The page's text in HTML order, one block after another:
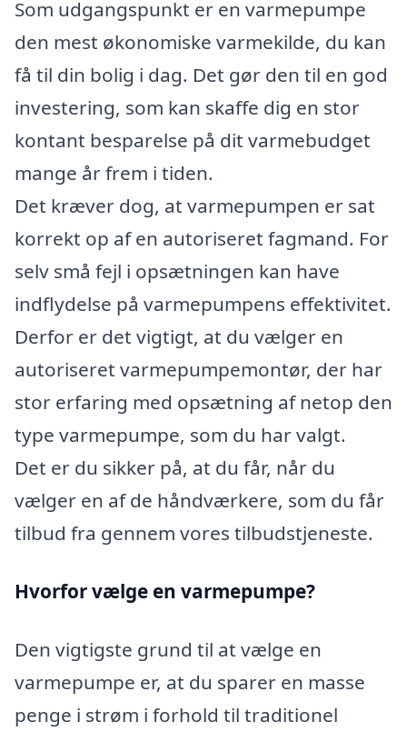
Som udgangspunkt er en varmepumpe
den mest økonomiske varmekilde, du kan
få til din bolig i dag. Det gør den til en god
investering, som kan skaffe dig en stor
kontant besparelse på dit varmebudget
mange år frem i tiden.
Det kræver dog, at varmepumpen er sat
korrekt op af en autoriseret fagmand. For
selv små fejl i opsætningen kan have
indflydelse på varmepumpens effektivitet.
Derfor er det vigtigt, at du vælger en
autoriseret varmepumpemontør, der har
stor erfaring med opsætning af netop den
type varmepumpe, som du har valgt.
Det er du sikker på, at du får, når du
vælger en af de håndværkere, som du får
tilbud fra gennem vores tilbudstjeneste.
Hvorfor vælge en varmepumpe?
Den vigtigste grund til at vælge en
varmepumpe er, at du sparer en masse
penge i strøm i forhold til traditionel